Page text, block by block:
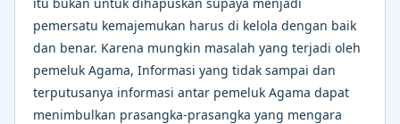
pemersatu kemajemukan harus di kelola dengan baik
dan benar. Karena mungkin masalah yang terjadi oleh
pemeluk Agama, Informasi yang tidak sampai dan
terputusanya informasi antar pemeluk Agama dapat
menimbulkan prasangka-prasangka yang mengara